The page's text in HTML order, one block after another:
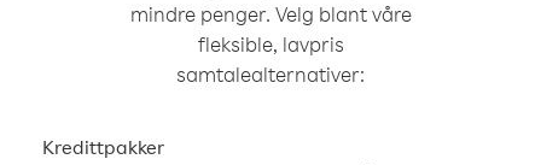
mindre penger. Velg blant våre
fleksible, lavpris
samtalealternativer:
Kredittpakker